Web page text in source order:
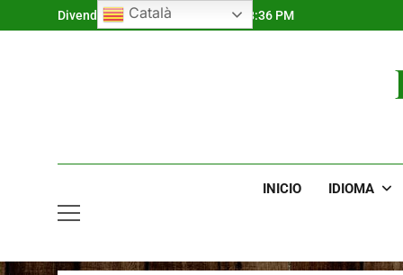
to
Divendres, 7 d'agost de 2026 6:08:37 PM
INICIO IDIOMA
Català